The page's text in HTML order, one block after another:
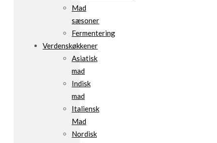
Mad
sæsoner
Fermentering
Verdenskøkkener
Asiatisk
mad
Indisk
mad
Italiensk
Mad
Nordisk